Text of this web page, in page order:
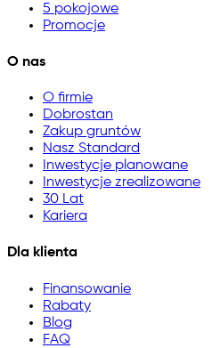
5 pokojowe
Promocje
O nas
O firmie
Dobrostan
Zakup gruntów
Nasz Standard
Inwestycje planowane
Inwestycje zrealizowane
30 Lat
Kariera
Dla klienta
Finansowanie
Rabaty
Blog
FAQ